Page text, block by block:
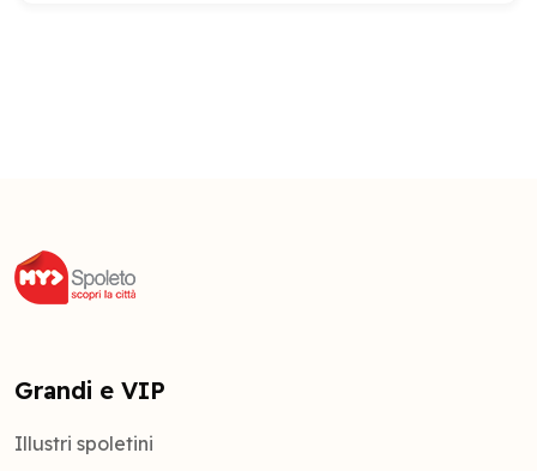
Grandi e VIP
Illustri spoletini